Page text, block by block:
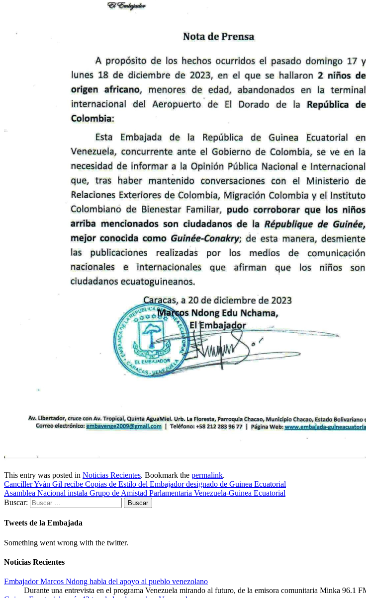
This entry was posted in Noticias Recientes. Bookmark the permalink.
Canciller Yván Gil recibe Copias de Estilo del Embajador designado de Guinea Ecuatorial
Asamblea Nacional instala Grupo de Amistad Parlamentaria Venezuela-Guinea Ecuatorial
Buscar:
Tweets de la Embajada
Something went wrong with the twitter.
Noticias Recientes
Embajador Marcos Ndong habla del apoyo al pueblo venezolano
Durante una entrevista en el programa Venezuela mirando al futuro, de la emisora comunitaria Minka 96.1